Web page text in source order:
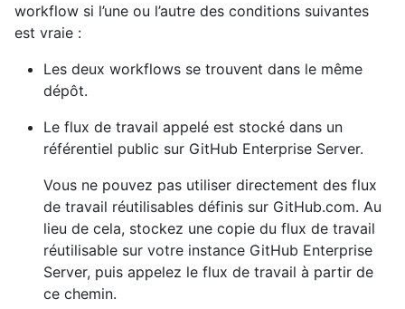
workflow si l’une ou l’autre des conditions suivantes
est vraie :
Les deux workflows se trouvent dans le même
dépôt.
Le flux de travail appelé est stocké dans un
référentiel public sur GitHub Enterprise Server.
Vous ne pouvez pas utiliser directement des flux
de travail réutilisables définis sur GitHub.com. Au
lieu de cela, stockez une copie du flux de travail
réutilisable sur votre instance GitHub Enterprise
Server, puis appelez le flux de travail à partir de
ce chemin.